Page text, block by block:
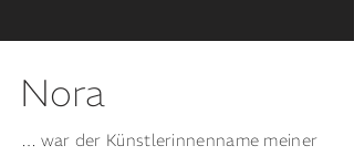
Nora
… war der Künstlerinnenname meiner